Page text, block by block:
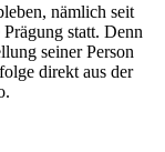
nämlich seit
statt. Denn
seiner Person
direkt aus der